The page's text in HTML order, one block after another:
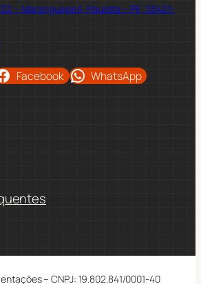
– Maranguape II, Paulista – PE, 53421-
Facebook WhatsApp
– CNPJ: 19.802.841/0001-40